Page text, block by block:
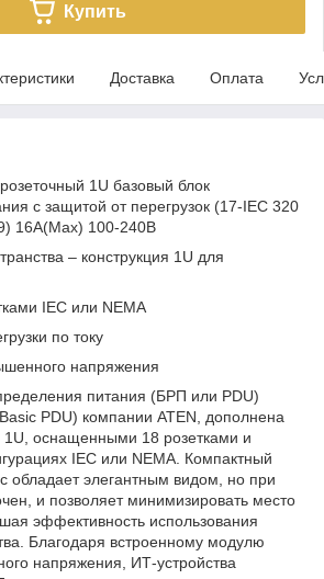
Купить
Доставка Оплата
1U базовый блок
с защитой от перегрузок (17-IEC 320
16A(Max) 100-240В
– конструкция 1U для
IEC или NEMA
по току
напряжения
питания (БРП или PDU)
PDU) компании ATEN, дополнена
1U, оснащенными 18 розетками и
IEC или NEMA. Компактный
обладает элегантным видом, но при
и позволяет минимизировать место
эффективность использования
Благодаря встроенному модулю
напряжения, ИТ-устройства